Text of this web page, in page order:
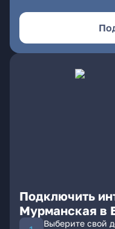
Подключить
Мурманская в
Выберите свой